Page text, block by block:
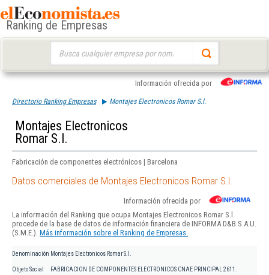
Ranking de Empresas
Información ofrecida por
Directorio Ranking Empresas Montajes Electronicos Romar S.l.
Montajes Electronicos
Romar S.l.
Fabricación de componentes electrónicos | Barcelona
Datos comerciales de Montajes Electronicos Romar S.l.
Información ofrecida por
La información del Ranking que ocupa Montajes Electronicos Romar S.l.
procede de la base de datos de información financiera de INFORMA D&B S.A.U.
(S.M.E.). Más información sobre el Ranking de Empresas.
Denominación Montajes Electronicos Romar S.l.
Objeto Social
FABRICACION DE COMPONENTES ELECTRONICOS CNAE PRINCIPAL 2611.